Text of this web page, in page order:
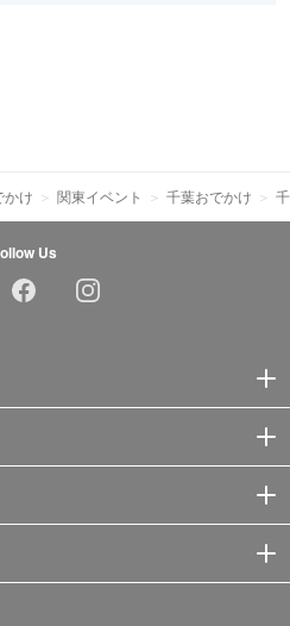
かけ 関東イベント 千葉おでかけ
Us